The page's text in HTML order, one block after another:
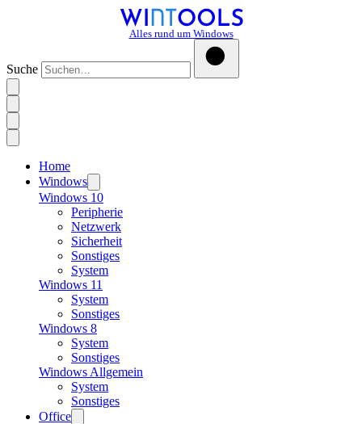
Alles rund um Windows
Suche
Home
Windows
Windows 10
Peripherie
Netzwerk
Sicherheit
Sonstiges
System
Windows 11
System
Sonstiges
Windows 8
System
Sonstiges
Windows Allgemein
System
Sonstiges
Office